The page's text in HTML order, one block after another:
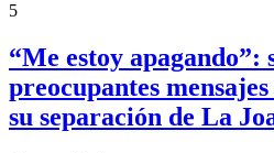
5
“Me estoy
preocupantes
su separación de La